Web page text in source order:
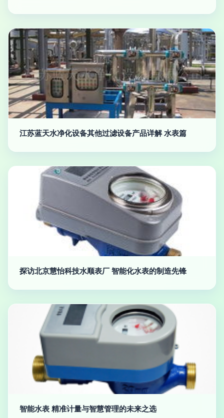
江苏蓝天水净化设备其他过滤设备产品详解 水表篇
探访北京慧怡科技水顺表厂 智能化水表的制造先锋
智能水表 精准计量与智慧管理的未来之选